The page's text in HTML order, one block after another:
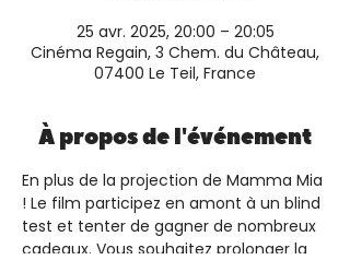
25 avr. 2025, 20:00 – 20:05
Cinéma Regain, 3 Chem. du Château,
07400 Le Teil, France
À propos de l'événement
En plus de la projection de Mamma Mia
! Le film participez en amont à un blind
test et tenter de gagner de nombreux
cadeaux. Vous souhaitez prolonger la